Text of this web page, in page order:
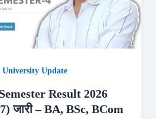
University Update
Result 2026
जारी – BA, BSc, BCom